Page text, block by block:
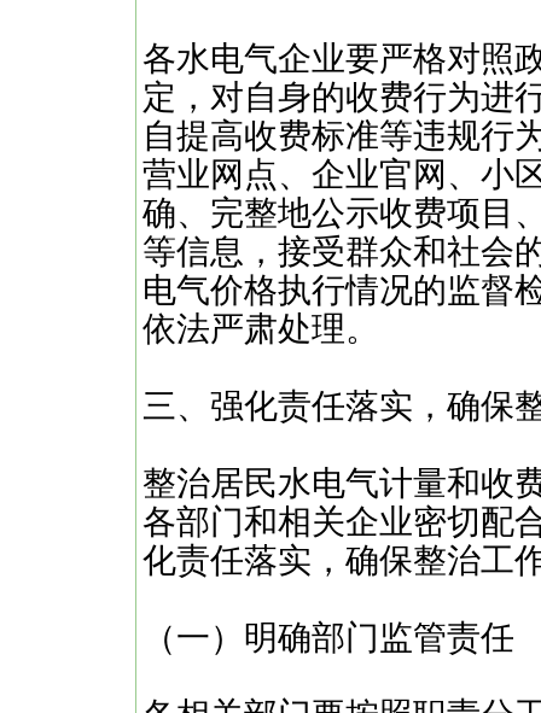
各水电气企业要严格对照
定，对自身的收费行为进
自提高收费标准等违规行
营业网点、企业官网、小
确、完整地公示收费项目
等信息，接受群众和社会
电气价格执行情况的监督
依法严肃处理。
三、强化责任落实，确保
整治居民水电气计量和收
各部门和相关企业密切配
化责任落实，确保整治工
（一）明确部门监管责任